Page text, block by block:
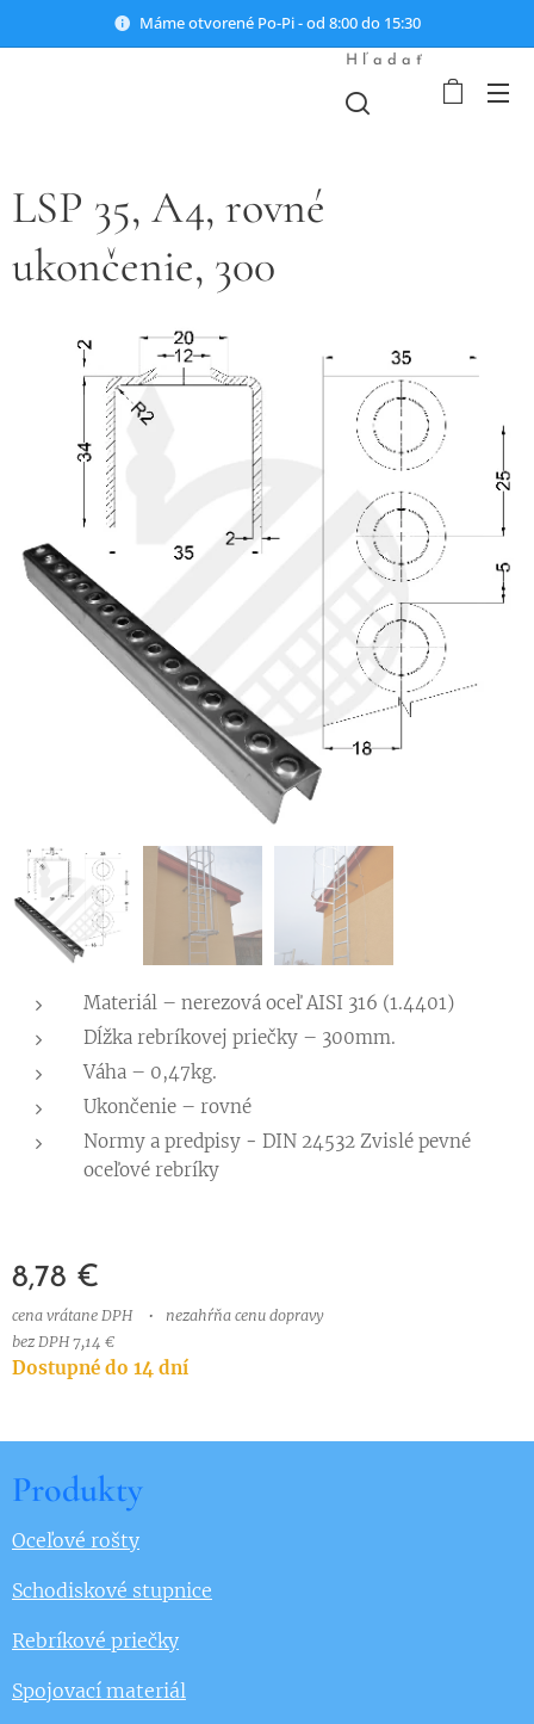
Máme otvorené Po-Pi - od 8:00 do 15:30
Hľadať
LSP 35, A4, rovné
ukončenie, 300
Materiál – nerezová oceľ AISI 316 (1.4401)
Dĺžka rebríkovej priečky – 300mm.
Váha – 0,47kg.
Ukončenie – rovné
Normy a predpisy - DIN 24532 Zvislé pevné
oceľové rebríky
8,78 €
cena vrátane DPH
nezahŕňa cenu dopravy
bez DPH 7,14 €
Dostupné do 14 dní
Produkty
Oceľové rošty
Schodiskové stupnice
Rebríkové priečky
Spojovací materiál